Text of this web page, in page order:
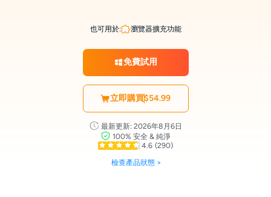
也可用於: 瀏覽器擴充功能
免費試用
立即購買$54.99
最新更新: 2026年8月6日
100% 安全 & 純淨
4.6 (290)
檢查產品狀態 >